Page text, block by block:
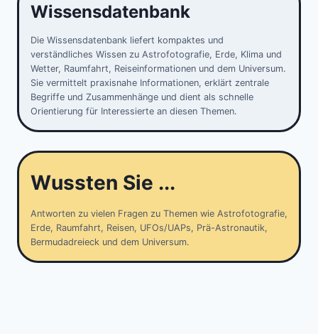
Wissensdatenbank
Die Wissensdatenbank liefert kompaktes und
verständliches Wissen zu Astrofotografie, Erde, Klima und
Wetter, Raumfahrt, Reiseinformationen und dem Universum.
Sie vermittelt praxisnahe Informationen, erklärt zentrale
Begriffe und Zusammenhänge und dient als schnelle
Orientierung für Interessierte an diesen Themen.
Wussten Sie ...
Antworten zu vielen Fragen zu Themen wie Astrofotografie,
Erde, Raumfahrt, Reisen, UFOs/UAPs, Prä-Astronautik,
Bermudadreieck und dem Universum.